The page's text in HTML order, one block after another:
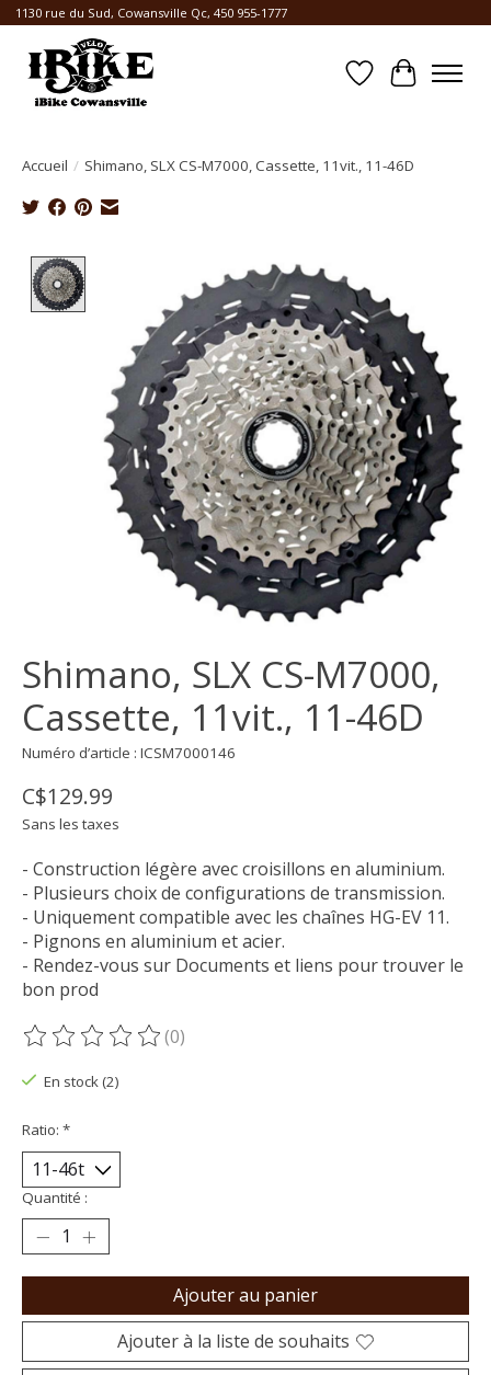
1130 rue du Sud, Cowansville Qc, 450 955-1777
Liste dePanier
Accueil / Shimano, SLX CS-M7000, Cassette, 11vit., 11-46D
Product image slideshow Items
Shimano, SLX CS-M7000,
Cassette, 11vit., 11-46D
Numéro d’article : ICSM7000146
C$129.99
Sans les taxes
- Construction légère avec croisillons en aluminium.
- Plusieurs choix de configurations de transmission.
- Uniquement compatible avec les chaînes HG-EV 11.
- Pignons en aluminium et acier.
- Rendez-vous sur Documents et liens pour trouver le
bon prod
Ce produit est évalué à
(0)
En stock (2)
Ratio: *
Quantité :
Ajouter au panier
Ajouter à la liste de souhaits